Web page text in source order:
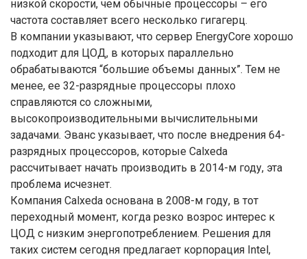
низкой скорости, чем обычные процессоры – его
частота составляет всего несколько гигагерц.
В компании указывают, что сервер EnergyCore хорошо
подходит для ЦОД, в которых параллельно
обрабатываются “большие объемы данных”. Тем не
менее, ее 32-разрядные процессоры плохо
справляются со сложными,
высокопроизводительными вычислительными
задачами. Эванс указывает, что после внедрения 64-
разрядных процессоров, которые Calxeda
рассчитывает начать производить в 2014-м году, эта
проблема исчезнет.
Компания Calxeda основана в 2008-м году, в тот
переходный момент, когда резко возрос интерес к
ЦОД с низким энергопотреблением. Решения для
таких систем сегодня предлагает корпорация Intel,